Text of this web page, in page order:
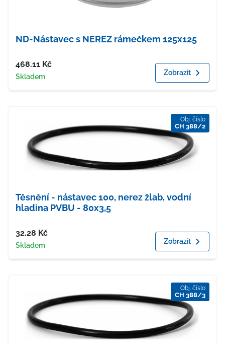
ND-Nástavec s NEREZ rámečkem 125x125
Cena
468.11 Kč
Dostupnost
Skladem Zobrazit
Obj. číslo
CH 388/2
Těsnění - nástavec 100, nerez žlab, vodní
hladina PVBU - 80x3,5
Cena
32.28 Kč
Dostupnost
Skladem Zobrazit
Obj. číslo
CH 388/3